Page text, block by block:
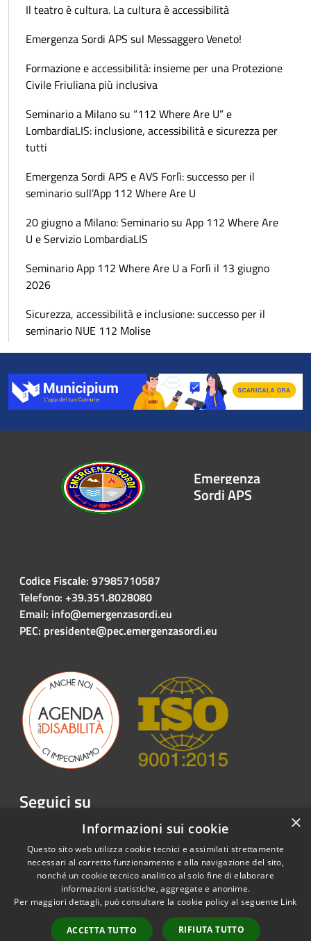
Il teatro è cultura. La cultura è accessibilità
Emergenza Sordi APS sul Messaggero Veneto!
Formazione e accessibilità: insieme per una Protezione
Civile Friuliana più inclusiva
Seminario a Milano su “112 Where Are U” e
LombardiaLIS: inclusione, accessibilità e sicurezza per
tutti
Emergenza Sordi APS e AVS Forlì: successo per il
seminario sull’App 112 Where Are U
20 giugno a Milano: Seminario su App 112 Where Are
U e Servizio LombardiaLIS
Seminario App 112 Where Are U a Forlì il 13 giugno
2026
Sicurezza, accessibilità e inclusione: successo per il
seminario NUE 112 Molise
Emergenza
Sordi APS
Codice Fiscale: 97985710587
Telefono: +39.351.8028080
Email: info@emergenzasordi.eu
PEC: presidente@pec.emergenzasordi.eu
Seguici su
FacebookTwitterYoutubeInstagramLinkedInTelegram
Accessibilità
Copyright © 2026 • Emergenza
Sordi APS • Powered by
Municipium•
Accesso
×
Informazioni sui cookie
Questo sito web utilizza cookie tecnici e assimilati strettamente
necessari al corretto funzionamento e alla navigazione del sito,
nonché un cookie tecnico analitico al solo fine di elaborare
informazioni statistiche, aggregate e anonime.
Per maggiori dettagli, può consultare la cookie policy al seguente Link
ACCETTA TUTTO RIFIUTA TUTTO